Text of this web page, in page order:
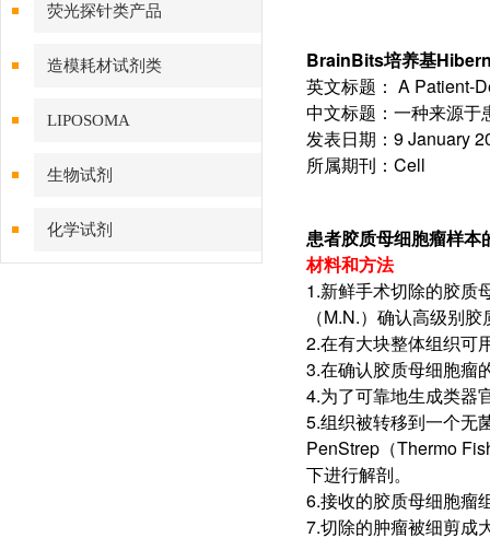
荧光探针类产品
造模耗材试剂类
LIPOSOMA
生物试剂
化学试剂
BrainBits培养基
英文标题： A Patient-
中文标题：一种来源于
发表日期：9 January
所属期刊：Cell
患者胶质母细胞瘤样
材料和方法
1.新鲜手术切除的胶质
（M.N.）确认高级别
2.在有大块整体组织可
3.在确认胶质母细胞瘤
4.为了可靠地生成类器
5.组织被转移到一个无
PenStrep（Thermo
下进行解剖。
6.接收的胶质母细胞瘤
7.切除的肿瘤被细剪成